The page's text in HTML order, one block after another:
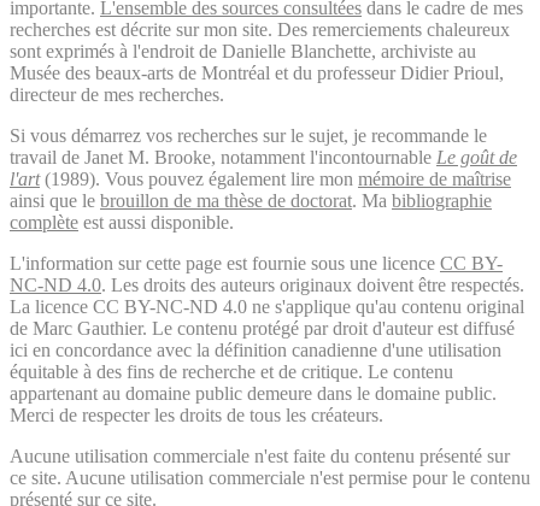
importante. L'ensemble des sources consultées dans le cadre de mes
recherches est décrite sur mon site. Des remerciements chaleureux
sont exprimés à l'endroit de Danielle Blanchette, archiviste au
Musée des beaux-arts de Montréal et du professeur Didier Prioul,
directeur de mes recherches.
Si vous démarrez vos recherches sur le sujet, je recommande le
travail de Janet M. Brooke, notamment l'incontournable Le goût de
l'art(1989). Vous pouvez également lire mon mémoire de maîtrise
ainsi que le brouillon de ma thèse de doctorat. Ma bibliographie
complète est aussi disponible.
L'information sur cette page est fournie sous une licence CC BY-
NC-ND 4.0. Les droits des auteurs originaux doivent être respectés.
La licence CC BY-NC-ND 4.0 ne s'applique qu'au contenu original
de Marc Gauthier. Le contenu protégé par droit d'auteur est diffusé
ici en concordance avec la définition canadienne d'une utilisation
équitable à des fins de recherche et de critique. Le contenu
appartenant au domaine public demeure dans le domaine public.
Merci de respecter les droits de tous les créateurs.
Aucune utilisation commerciale n'est faite du contenu présenté sur
ce site. Aucune utilisation commerciale n'est permise pour le contenu
présenté sur ce site.